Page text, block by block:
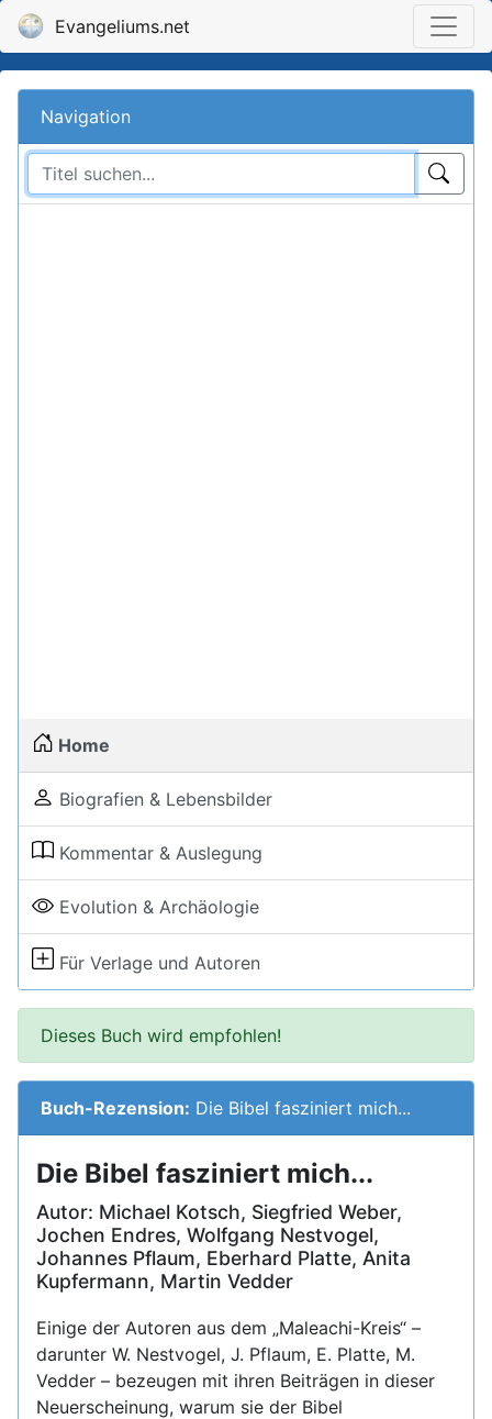
Evangeliums.net
Navigation
Home
Biografien & Lebensbilder
Kommentar & Auslegung
Evolution & Archäologie
Für Verlage und Autoren
Dieses Buch wird empfohlen!
Buch-Rezension: Die Bibel fasziniert mich...
Die Bibel fasziniert mich...
Autor: Michael Kotsch, Siegfried Weber,
Jochen Endres, Wolfgang Nestvogel,
Johannes Pflaum, Eberhard Platte, Anita
Kupfermann, Martin Vedder
Einige der Autoren aus dem „Maleachi-Kreis“ –
darunter W. Nestvogel, J. Pflaum, E. Platte, M.
Vedder – bezeugen mit ihren Beiträgen in dieser
Neuerscheinung, warum sie der Bibel